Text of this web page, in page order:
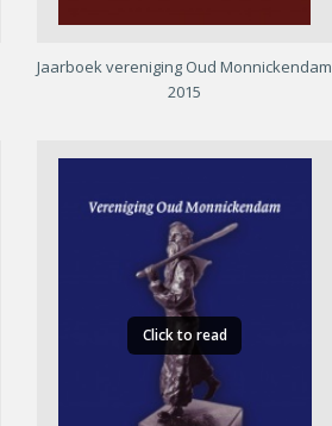
Jaarboek vereniging Oud Monnickendam
2015
Click to read